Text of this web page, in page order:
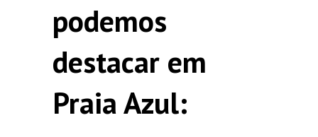
podemos
destacar em
Praia Azul: